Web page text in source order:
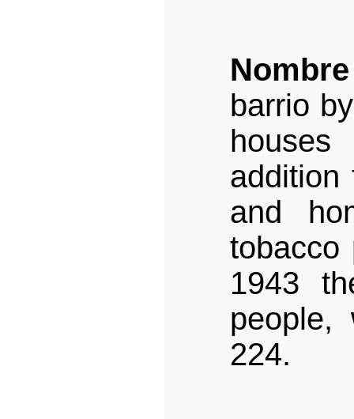
barrio
addition
and
tobacco
1943
224.